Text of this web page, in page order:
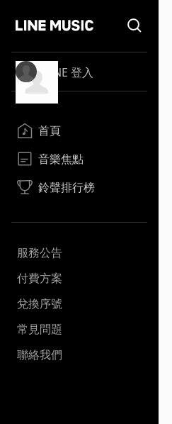
LINE 登入
首頁
音樂焦點
鈴聲排行榜
服務公告
付費方案
兌換序號
常見問題
聯絡我們